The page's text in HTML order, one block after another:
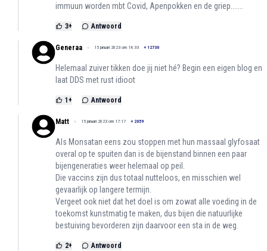
immuun worden mbt Covid, Apenpokken en de griep.......
3+ Antwoord
Generaa 15 januari 2023 om 14:33 + 12730
Helemaal zuiver tikken doe jij niet hé? Begin een eigen blog en
laat DDS met rust idioot
1 + Antwoord
Matt 15 januari 2023 om 17:17 + 2059
Als Monsatan eens zou stoppen met hun massaal glyfosaat
overal op te spuiten dan is de bijenstand binnen een paar
bijengeneraties weer helemaal op peil.
Die vaccins zijn dus totaal nutteloos, en misschien wel
gevaarlijk op langere termijn.
Vergeet ook niet dat het doel is om zowat alle voeding in de
toekomst kunstmatig te maken, dus bijen die natuurlijke
bestuiving bevorderen zijn daarvoor een sta in de weg.
2+ Antwoord